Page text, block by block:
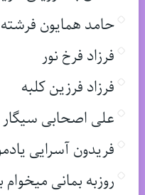
حامد همایون فرشته
فرزاد فرخ نور
فرزاد فرزین کلبه
علی اصحابی سیگار
فریدون آسرایی
روزبه بمانی